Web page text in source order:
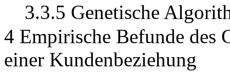
3.3.5 Genetische
4 Empirische Befunde des
einer Kundenbeziehung